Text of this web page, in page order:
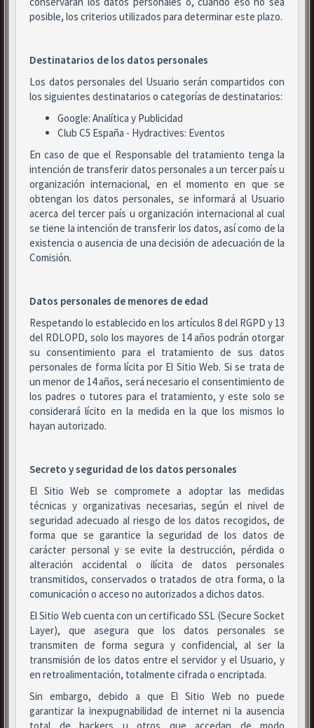
posible, los criterios utilizados para determinar este plazo.
Destinatarios de los datos personales
Los datos personales del Usuario serán compartidos con
los siguientes destinatarios o categorías de destinatarios:
Google: Analítica y Publicidad
Club C5 España - Hydractives: Eventos
En caso de que el Responsable del tratamiento tenga la
intención de transferir datos personales a un tercer país u
organización internacional, en el momento en que se
obtengan los datos personales, se informará al Usuario
acerca del tercer país u organización internacional al cual
se tiene la intención de transferir los datos, así como de la
existencia o ausencia de una decisión de adecuación de la
Comisión.
Datos personales de menores de edad
Respetando lo establecido en los artículos 8 del RGPD y 13
del RDLOPD, solo los mayores de 14 años podrán otorgar
su consentimiento para el tratamiento de sus datos
personales de forma lícita por El Sitio Web. Si se trata de
un menor de 14 años, será necesario el consentimiento de
los padres o tutores para el tratamiento, y este solo se
considerará lícito en la medida en la que los mismos lo
hayan autorizado.
Secreto y seguridad de los datos personales
El Sitio Web se compromete a adoptar las medidas
técnicas y organizativas necesarias, según el nivel de
seguridad adecuado al riesgo de los datos recogidos, de
forma que se garantice la seguridad de los datos de
carácter personal y se evite la destrucción, pérdida o
alteración accidental o ilícita de datos personales
transmitidos, conservados o tratados de otra forma, o la
comunicación o acceso no autorizados a dichos datos.
El Sitio Web cuenta con un certificado SSL (Secure Socket
Layer), que asegura que los datos personales se
transmiten de forma segura y confidencial, al ser la
transmisión de los datos entre el servidor y el Usuario, y
en retroalimentación, totalmente cifrada o encriptada.
Sin embargo, debido a que El Sitio Web no puede
garantizar la inexpugnabilidad de internet ni la ausencia